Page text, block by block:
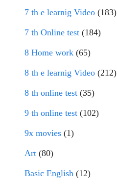
7 th e learnig Video (183)
7 th Online test (184)
8 Home work (65)
8 th e learnig Video (212)
8 th online test (35)
9 th online test (102)
9x movies (1)
Art (80)
Basic English (12)